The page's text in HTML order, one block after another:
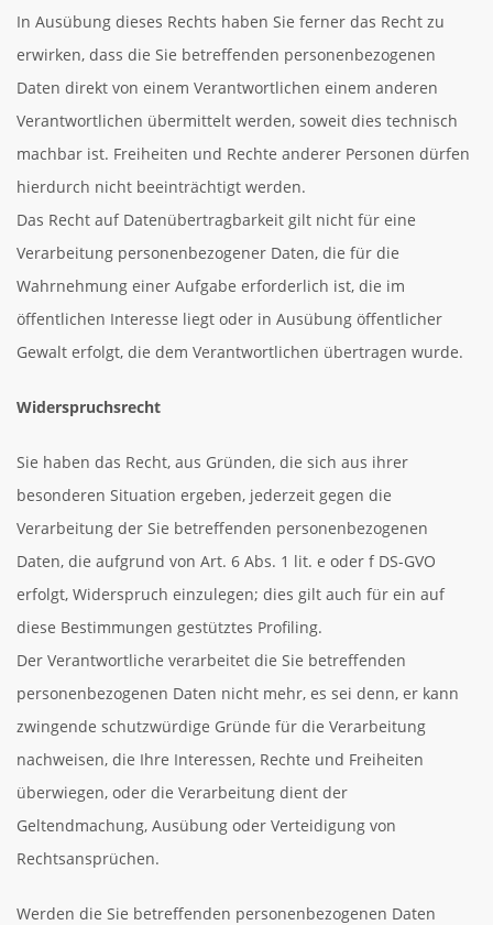
In Ausübung dieses Rechts haben Sie ferner das Recht zu
erwirken, dass die Sie betreffenden personenbezogenen
Daten direkt von einem Verantwortlichen einem anderen
Verantwortlichen übermittelt werden, soweit dies technisch
machbar ist. Freiheiten und Rechte anderer Personen dürfen
hierdurch nicht beeinträchtigt werden.
Das Recht auf Datenübertragbarkeit gilt nicht für eine
Verarbeitung personenbezogener Daten, die für die
Wahrnehmung einer Aufgabe erforderlich ist, die im
öffentlichen Interesse liegt oder in Ausübung öffentlicher
Gewalt erfolgt, die dem Verantwortlichen übertragen wurde.
Widerspruchsrecht
Sie haben das Recht, aus Gründen, die sich aus ihrer
besonderen Situation ergeben, jederzeit gegen die
Verarbeitung der Sie betreffenden personenbezogenen
Daten, die aufgrund von Art. 6 Abs. 1 lit. e oder f DS-GVO
erfolgt, Widerspruch einzulegen; dies gilt auch für ein auf
diese Bestimmungen gestütztes Profiling.
Der Verantwortliche verarbeitet die Sie betreffenden
personenbezogenen Daten nicht mehr, es sei denn, er kann
zwingende schutzwürdige Gründe für die Verarbeitung
nachweisen, die Ihre Interessen, Rechte und Freiheiten
überwiegen, oder die Verarbeitung dient der
Geltendmachung, Ausübung oder Verteidigung von
Rechtsansprüchen.
Werden die Sie betreffenden personenbezogenen Daten